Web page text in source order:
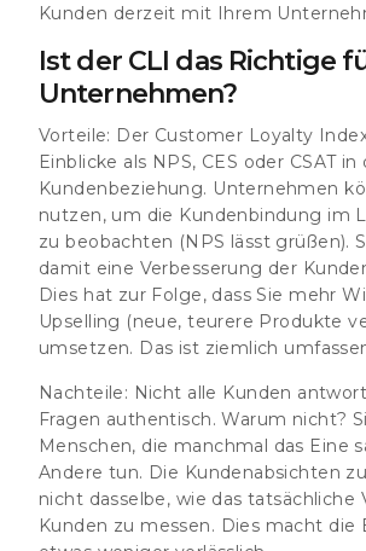
Kunden derzeit mit Ihrem
Ist der CLI das Richtige
Unternehmen?
Vorteile: Der Customer Loyalty
Einblicke als NPS, CES oder CSAT
Kundenbeziehung. Unternehmen
nutzen, um die Kundenbindung im
zu beobachten (NPS lässt grüßen).
damit eine Verbesserung der
Dies hat zur Folge, dass Sie mehr
Upselling (neue, teurere Produkte
umsetzen. Das ist ziemlich
Nachteile: Nicht alle Kunden
Fragen authentisch. Warum nicht?
Menschen, die manchmal das Eine
Andere tun. Die Kundenabsichten
nicht dasselbe, wie das tatsächliche
Kunden zu messen. Dies macht die